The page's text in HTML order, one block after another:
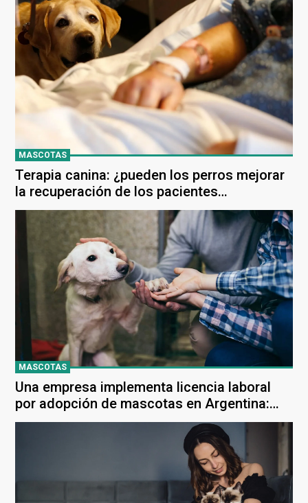
MASCOTAS
Terapia canina: ¿pueden los perros mejorar
la recuperación de los pacientes
internados?
MASCOTAS
Una empresa implementa licencia laboral
por adopción de mascotas en Argentina:
¿una iniciativa que marcará tendencia?